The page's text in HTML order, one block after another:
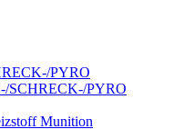
PYRO
SCHRECK-/PYRO
Munition